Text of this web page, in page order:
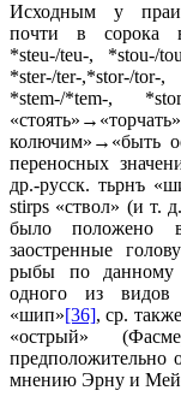
Исходным у
почти в сорока
*steu-/teu-, *stou-/
*ster-/ter-,*stor-/
*stem-/*tem-,
колючим»→«быть
переносных
др.-русск. тьрнъ
stirps «ствол» (и т.
было положено
заостренные
рыбы по данному
одного из видов
«шип»[36], ср.
«острый»
мнению Эрну и